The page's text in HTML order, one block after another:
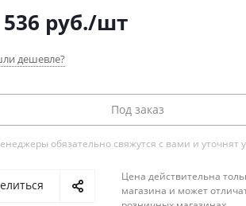
руб./шт
дешевле?
Под заказ
обязательно свяжутся с вами и уточнят
Цена действительна
магазина и может